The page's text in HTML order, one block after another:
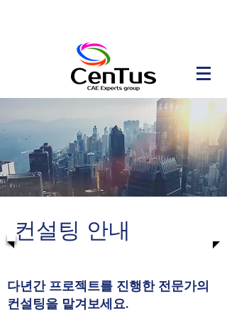
컨설팅 안내
​다년간 프로젝트를 진행한 전문가의
컨설팅을 맡겨보세요.